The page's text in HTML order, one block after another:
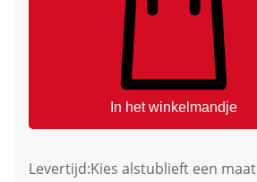
In het winkelmandje
Levertijd:Kies alstublieft een maat